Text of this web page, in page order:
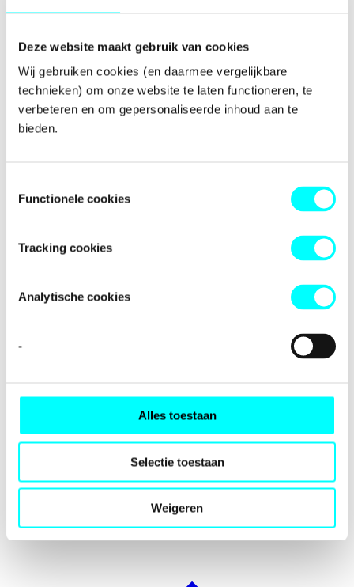
Deze website maakt gebruik van cookies
Wij gebruiken cookies (en daarmee vergelijkbare
technieken) om onze website te laten functioneren, te
verbeteren en om gepersonaliseerde inhoud aan te
bieden.
Functionele cookies
Tracking cookies
Analytische cookies
-
Alles toestaan
Selectie toestaan
Weigeren
Aanvragers op Aruba, Bonaire, Curaçao, Sint-Maarten, Saba